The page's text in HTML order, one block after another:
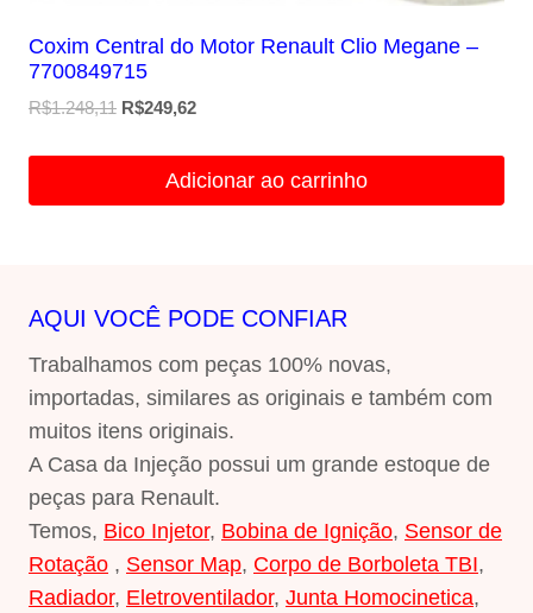
Coxim Central do Motor Renault Clio Megane –
7700849715
R$1.248,11 O
R$249,62O
é:
Adicionar ao carrinho
AQUI VOCÊ PODE CONFIAR
Trabalhamos com peças 100% novas,
importadas, similares as originais e também com
muitos itens originais.
A Casa da Injeção possui um grande estoque de
peças para Renault.
Temos, Bico Injetor, Bobina de Ignição, Sensor de
Rotação , Sensor Map, Corpo de Borboleta TBI,
Radiador, Eletroventilador, Junta Homocinetica,